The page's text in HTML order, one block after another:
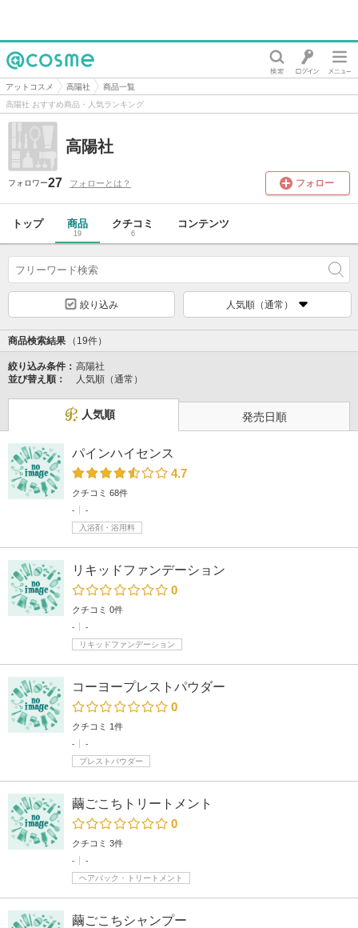
@cosme
アットコスメ 高陽社
商品一覧
高陽社 おすすめ商品・人気ランキング
高陽社
フォロワー27 フォローとは？ フォロー
トップ 商品
19
クチコミ
6
コンテンツ
絞り込み 人気順（通常）
商品検索結果 （19件）
絞り込み条件： 高陽社
並び替え順：
人気順（通常）
人気順 発売日順
パインハイセンス
4.7
クチコミ 68件
-
-
入浴剤・浴用料
リキッドファンデーション
0
クチコミ 0件
-
-
リキッドファンデーション
コーヨープレストパウダー
0
クチコミ 1件
-
-
プレストパウダー
繭ごこちトリートメント
0
クチコミ 3件
-
-
ヘアパック・トリートメント
繭ごこちシャンプー